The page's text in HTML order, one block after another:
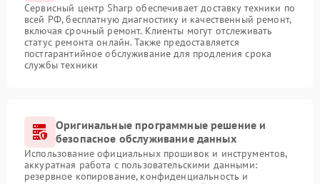
Сервисный центр Sharp обеспечивает доставку техники по
всей РФ, бесплатную диагностику и качественный ремонт,
включая срочный ремонт. Клиенты могут отслеживать
статус ремонта онлайн. Также предоставляется
постгарантийное обслуживание для продления срока
службы техники
Оригинальные программные решение и
безопасное обслуживание данных
Использование официальных прошивок и инструментов,
аккуратная работа с пользовательскими данными:
резервное копирование, конфиденциальность и